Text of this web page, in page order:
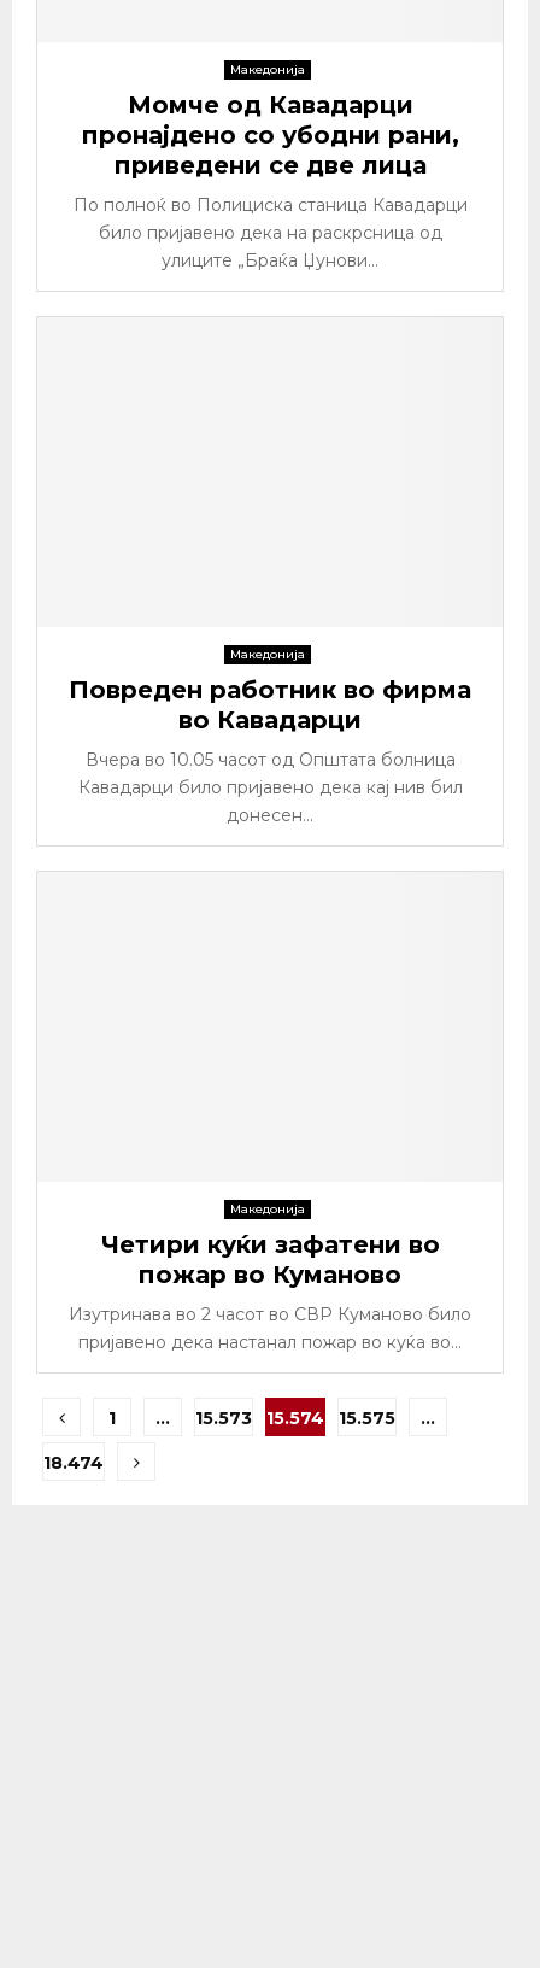
Македонија
Момче од Кавадарци
пронајдено со убодни рани,
приведени се две лица
По полноќ во Полициска станица Кавадарци
било пријавено дека на раскрсница од
улиците „Браќа Џунови...
Македонија
Повреден работник во фирма
во Кавадарци
Вчера во 10.05 часот од Општата болница
Кавадарци било пријавено дека кај нив бил
донесен...
Македонија
Четири куќи зафатени во
пожар во Куманово
Изутринава во 2 часот во СВР Куманово било
пријавено дека настанал пожар во куќа во...
Posts
pagination
1 … 15.573 15.574 15.575 …
18.474